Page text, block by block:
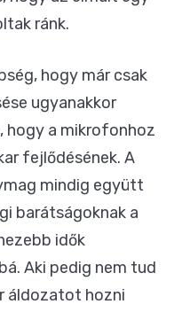
ránk.
hogy már csak
ugyanakkor
hogy a mikrofonhoz
fejlődésének. A
mindig együtt
barátságoknak a
idők
Aki pedig nem tud
áldozatot hozni